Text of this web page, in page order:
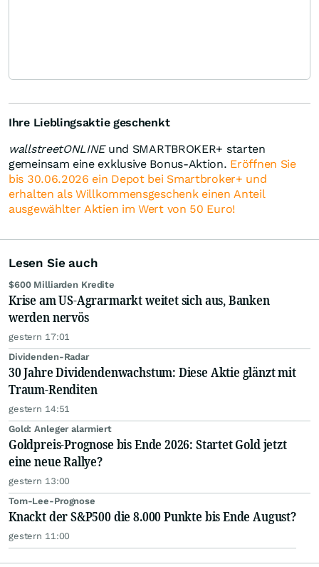
Ihre Lieblingsaktie geschenkt
wallstreetONLINEund SMARTBROKER+ starten
gemeinsam eine exklusive Bonus-Aktion. Eröffnen Sie
bis 30.06.2026 ein Depot bei Smartbroker+ und
erhalten als Willkommensgeschenk einen Anteil
ausgewählter Aktien im Wert von 50 Euro!
Lesen Sie auch
$600 Milliarden Kredite
Krise am US-Agrarmarkt weitet sich aus, Banken
werden nervös
gestern 17:01
Dividenden-Radar
30 Jahre Dividendenwachstum: Diese Aktie glänzt mit
Traum-Renditen
gestern 14:51
Gold: Anleger alarmiert
Goldpreis-Prognose bis Ende 2026: Startet Gold jetzt
eine neue Rallye?
gestern 13:00
Tom-Lee-Prognose
Knackt der S&P500 die 8.000 Punkte bis Ende August?
gestern 11:00